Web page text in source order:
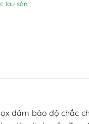
lau sàn
đảm bảo độ chắc